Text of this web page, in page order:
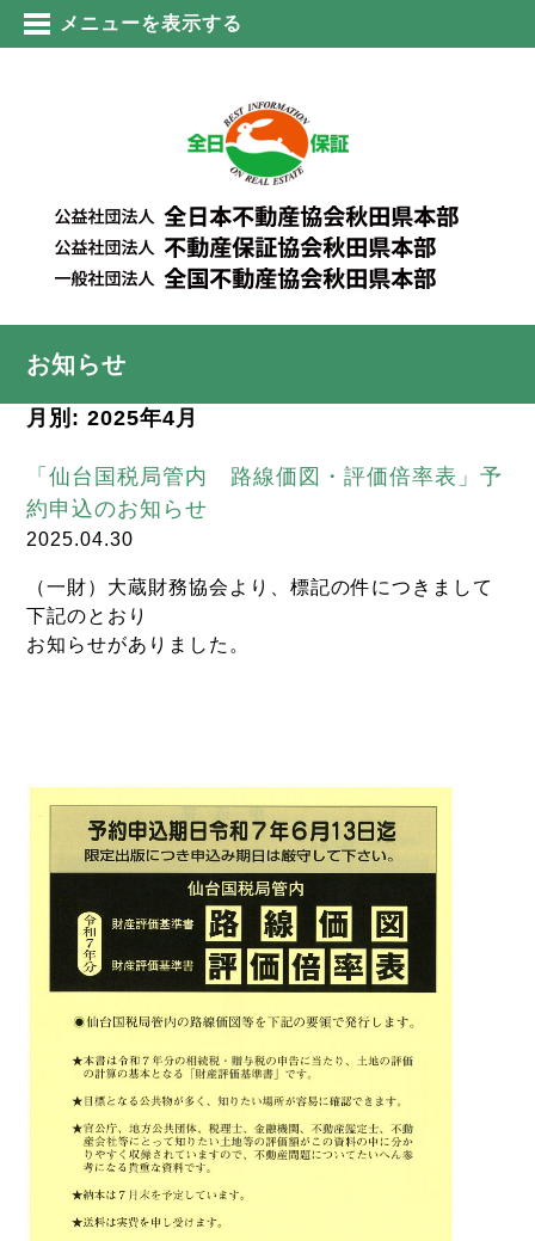
メニューを表示する
お知らせ
月別: 2025年4月
「仙台国税局管内 路線価図・評価倍率表」予
約申込のお知らせ
2025.04.30
（一財）大蔵財務協会より、標記の件につきまして
下記のとおり
お知らせがありました。